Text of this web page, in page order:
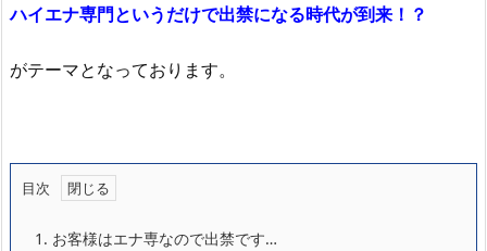
ハイエナ専門というだけで出禁になる時代が到来！？
がテーマとなっております。
目次
1. お客様はエナ専なので出禁です…